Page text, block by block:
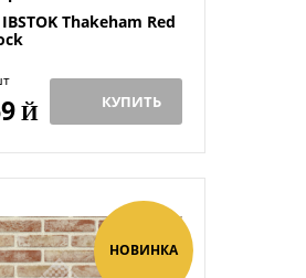
Thakeham Red
Й КУПИТЬ
НОВИНКА